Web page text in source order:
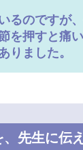
るのですが
を押すと痛い
りました。
、先生に伝